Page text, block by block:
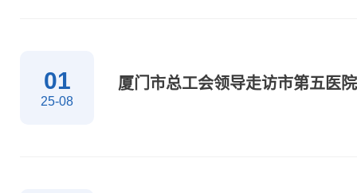
01
25-08
厦门市总工会领导走访市第五医